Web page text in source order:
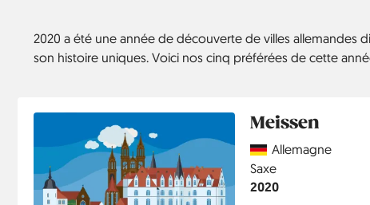
2020 a été une année de découverte de villes allemandes
son histoire uniques. Voici nos cinq préférées de cette
Meissen
CountryAllemagne
Région
Saxe
Année
2020